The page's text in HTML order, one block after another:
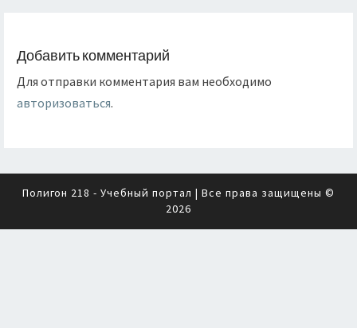
Добавить комментарий
Для отправки комментария вам необходимо
авторизоваться.
Полигон 218 - Учебный портал | Все права защищены ©
2026